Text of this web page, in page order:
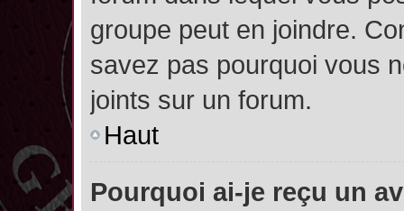
groupe peut en joindre.
savez pas pourquoi vous
joints sur un forum.
Haut
Pourquoi ai-je reçu un